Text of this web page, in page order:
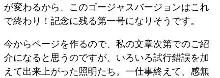
が変わるから、このゴージャスバージョンはこれ
で終わり！記念に残る第一号になりそうです。
今からページを作るので、私の文章次第でのご紹
介になると思うのですが、いろいろ試行錯誤を加
えて出来上がった照明たち。一仕事終えて、感無